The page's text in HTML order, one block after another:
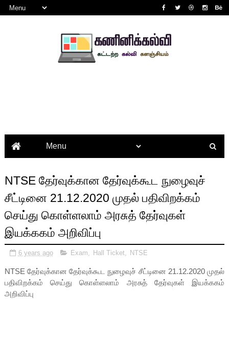
NTSE தேர்வுக்கான தேர்வுக்கூட நுழைவுச்
சீட்டினை 21.12.2020 முதல் பதிவிறக்கம்
செய்து கொள்ளலாம் அரசுத் தேர்வுகள்
இயக்ககம் அறிவிப்பு
6 years ago Exam Hall Ticket NTSE
NTSE தேர்வுக்கான தேர்வுக்கூட நுழைவுச் சீட்டினை 21.12.2020 முதல்
பதிவிறக்கம் செய்து கொள்ளலாம் அரசுத் தேர்வுகள் இயக்ககம்
அறிவிப்பு